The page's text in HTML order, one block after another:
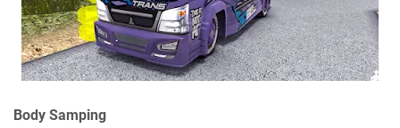
Body Samping